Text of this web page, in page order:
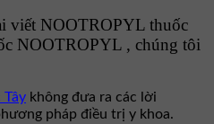
viết NOOTROPYL thuốc
NOOTROPYL , chúng tôi
Tây không đưa ra các lời
pháp điều trị y khoa.